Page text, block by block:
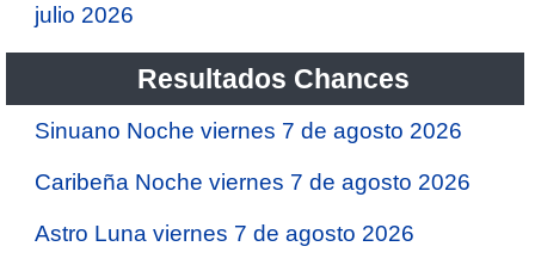
julio 2026
Resultados Chances
Sinuano Noche viernes 7 de agosto 2026
Caribeña Noche viernes 7 de agosto 2026
Astro Luna viernes 7 de agosto 2026